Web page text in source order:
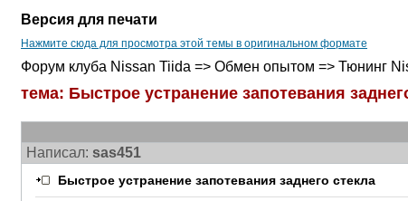
Версия для печати
Нажмите сюда для просмотра этой темы в оригинальном формате
Форум клуба Nissan Tiida => Обмен опытом => Тюнинг
тема: Быстрое устранение запотевания
Написал: sas451
Быстрое устранение запотевания заднего стекла